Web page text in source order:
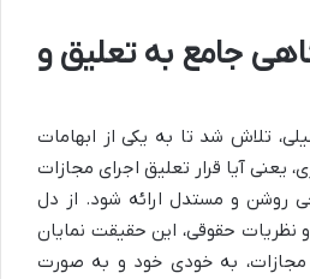
جامع به تعلیق و
تلاش شد تا به یکی از ابهامات
یعنی آیا قرار تعلیق اجرای مجازات
روشن و مستدل ارائه شود. از دل
نظریات حقوقی، این حقیقت نمایان
مجازات، به خودی خود و به صورت